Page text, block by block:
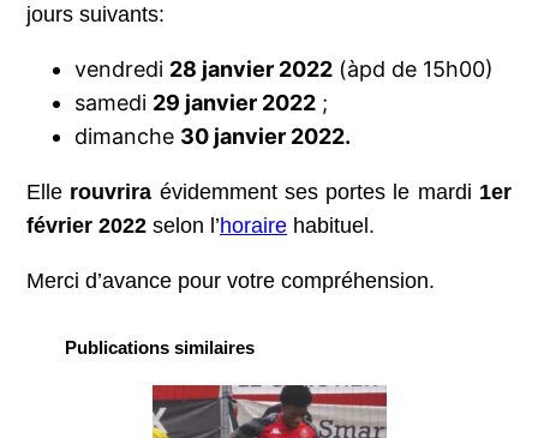
jours suivants:
vendredi 28 janvier 2022 (àpd de 15h00)
samedi 29 janvier 2022 ;
dimanche 30 janvier 2022.
Elle rouvrira évidemment ses portes le mardi 1er
février 2022 selon l’horaire habituel.
Merci d’avance pour votre compréhension.
Publications similaires